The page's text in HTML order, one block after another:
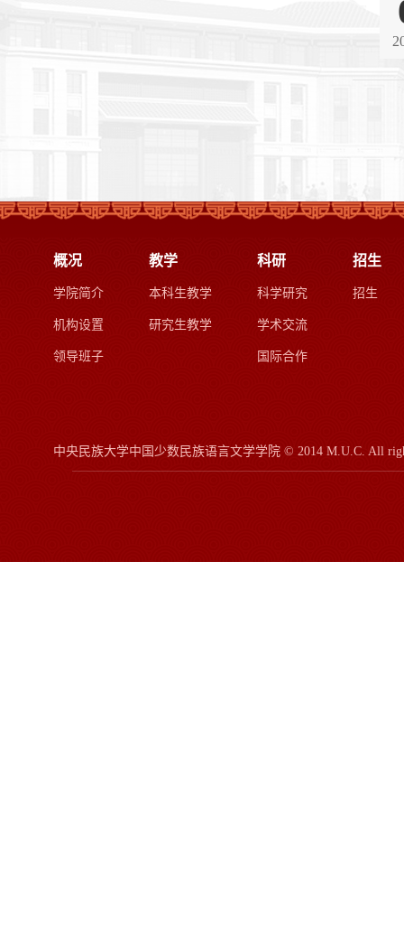
概况
学院简介
机构设置
领导班子
教学
本科生教学
研究生教学
科研
科学研究
学术交流
国际合作
招生
招生
中央民族大学中国少数民族语言文学学院 © 2014